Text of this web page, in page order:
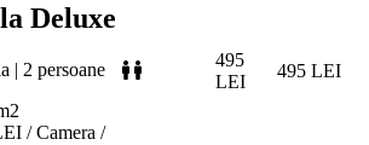
Deluxe
| 2 persoane
/ Camera /
495
LEI
495 LEI